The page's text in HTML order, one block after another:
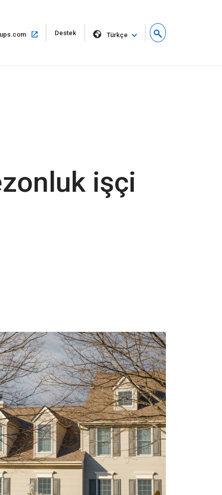
ups.com
Yeni
pencerede
Destek
pencerede
Türkçe
işçi